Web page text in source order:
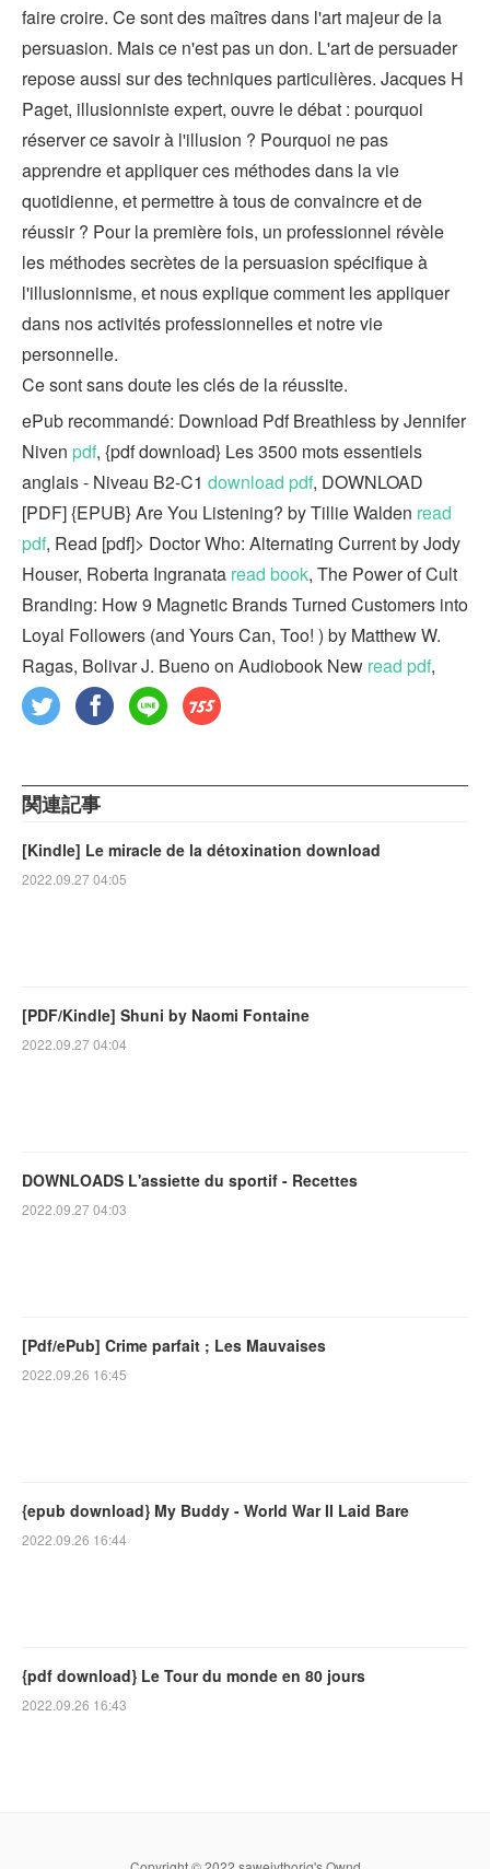
faire croire. Ce sont des maîtres dans l'art majeur de la
persuasion. Mais ce n'est pas un don. L'art de persuader
repose aussi sur des techniques particulières. Jacques H
Paget, illusionniste expert, ouvre le débat : pourquoi
réserver ce savoir à l'illusion ? Pourquoi ne pas
apprendre et appliquer ces méthodes dans la vie
quotidienne, et permettre à tous de convaincre et de
réussir ? Pour la première fois, un professionnel révèle
les méthodes secrètes de la persuasion spécifique à
l'illusionnisme, et nous explique comment les appliquer
dans nos activités professionnelles et notre vie
personnelle.
Ce sont sans doute les clés de la réussite.
ePub recommandé: Download Pdf Breathless by Jennifer
Niven pdf, {pdf download} Les 3500 mots essentiels
anglais - Niveau B2-C1 download pdf, DOWNLOAD
[PDF] {EPUB} Are You Listening? by Tillie Walden read
pdf, Read [pdf]> Doctor Who: Alternating Current by Jody
Houser, Roberta Ingranata read book, The Power of Cult
Branding: How 9 Magnetic Brands Turned Customers into
Loyal Followers (and Yours Can, Too! ) by Matthew W.
Ragas, Bolivar J. Bueno on Audiobook New read pdf,
関連記事
[Kindle] Le miracle de la détoxination download
2022.09.27 04:05
[PDF/Kindle] Shuni by Naomi Fontaine
2022.09.27 04:04
DOWNLOADS L'assiette du sportif - Recettes
2022.09.27 04:03
[Pdf/ePub] Crime parfait ; Les Mauvaises
2022.09.26 16:45
{epub download} My Buddy - World War II Laid Bare
2022.09.26 16:44
{pdf download} Le Tour du monde en 80 jours
2022.09.26 16:43